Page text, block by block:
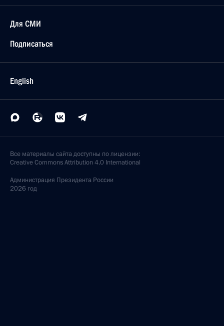
Для СМИ
Подписаться
English
Все материалы сайта доступны по лицензии:
Creative Commons Attribution 4.0 International
Администрация Президента России
2026 год